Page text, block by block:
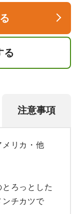
る
注意事項
メリカ・他
ろっとした
チカツで